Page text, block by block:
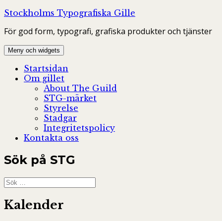
Hoppa
innehåll
Stockholms Typografiska Gille
För god form, typografi, grafiska produkter och tjänster
Meny och widgets
Startsidan
Om gillet
About The Guild
STG-märket
Styrelse
Stadgar
Integritetspolicy
Kontakta oss
Sök på STG
Sök
efter:
Kalender